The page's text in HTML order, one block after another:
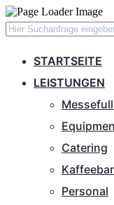
STARTSEITE
LEISTUNGEN
Catering
Kaffeebar
Personal